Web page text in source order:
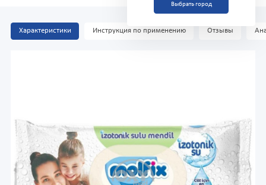
Выбрать город
Характеристики Инструкция по применению Отзывы